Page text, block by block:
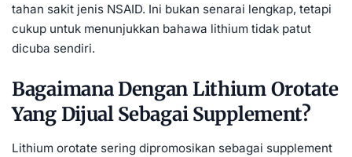
tahan sakit jenis NSAID. Ini bukan senarai lengkap, tetapi
cukup untuk menunjukkan bahawa lithium tidak patut
dicuba sendiri.
Bagaimana Dengan Lithium Orotate
Yang Dijual Sebagai Supplement?
Lithium orotate sering dipromosikan sebagai supplement